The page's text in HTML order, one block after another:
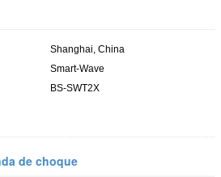
Shanghai, China
Smart-Wave
BS-SWT2X
de choque